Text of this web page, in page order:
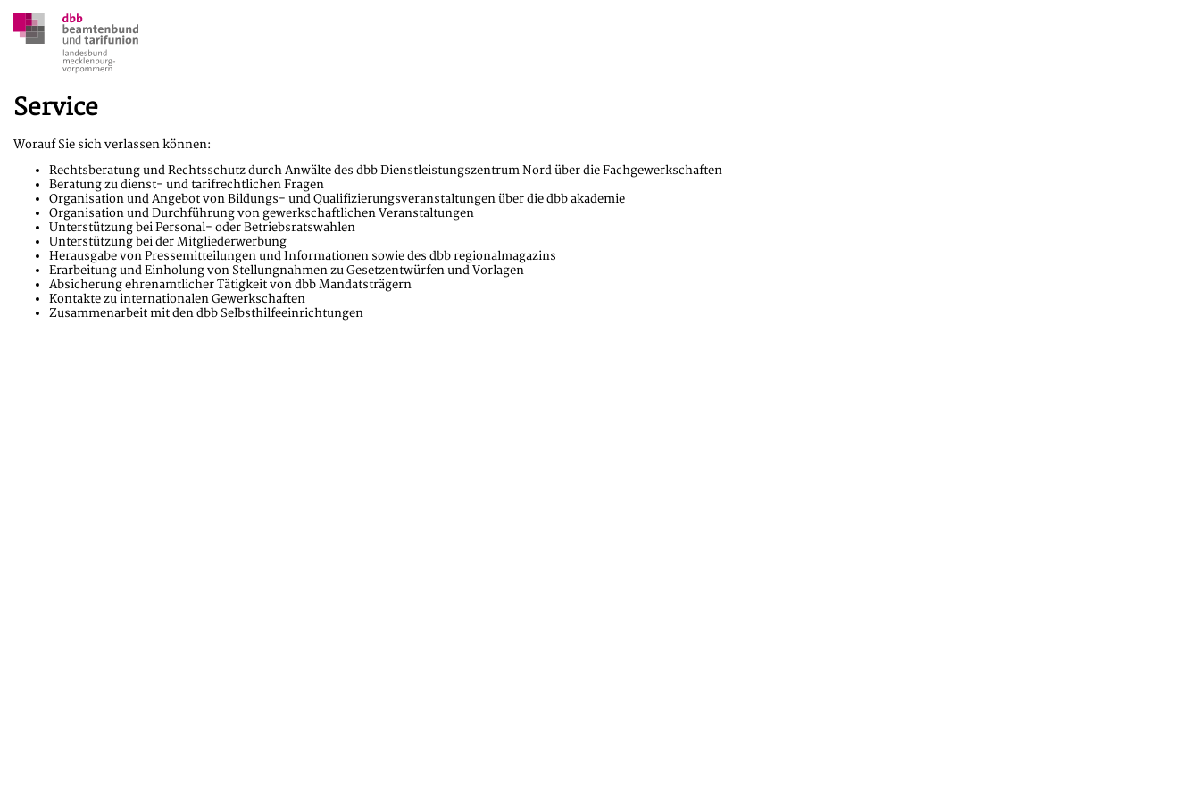
Service
Worauf Sie sich verlassen können:
Rechtsberatung und Rechtsschutz durch Anwälte des dbb Dienstleistungszentrum Nord über die Fachgewerkschaften
Beratung zu dienst- und tarifrechtlichen Fragen
Organisation und Angebot von Bildungs- und Qualifizierungsveranstaltungen über die dbb akademie
Organisation und Durchführung von gewerkschaftlichen Veranstaltungen
Unterstützung bei Personal- oder Betriebsratswahlen
Unterstützung bei der Mitgliederwerbung
Herausgabe von Pressemitteilungen und Informationen sowie des dbb regionalmagazins
Erarbeitung und Einholung von Stellungnahmen zu Gesetzentwürfen und Vorlagen
Absicherung ehrenamtlicher Tätigkeit von dbb Mandatsträgern
Kontakte zu internationalen Gewerkschaften
Zusammenarbeit mit den dbb Selbsthilfeeinrichtungen